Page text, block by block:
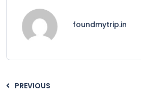
foundmytrip.in
PREVIOUS